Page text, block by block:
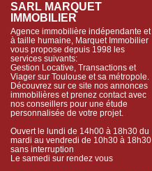
SARL MARQUET
IMMOBILIER
Agence immobilière indépendante et
à taille humaine, Marquet Immobilier
vous propose depuis 1998 les
services suivants:
Gestion Locative, Transactions et
Viager sur Toulouse et sa métropole.
Découvrez sur ce site nos annonces
immobilières et prenez contact avec
nos conseillers pour une étude
personnalisée de votre projet.
Ouvert le lundi de 14h00 à 18h30 du
mardi au vendredi de 10h30 à 18h30
sans interruption
Le samedi sur rendez vous